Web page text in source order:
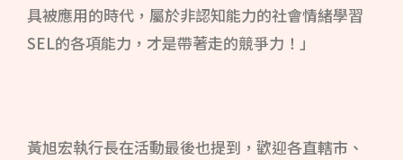
具被應用的時代，屬於非認知能力的社會情緒學習
SEL的各項能力，才是帶著走的競爭力！」
黃旭宏執行長在活動最後也提到，歡迎各直轄市、